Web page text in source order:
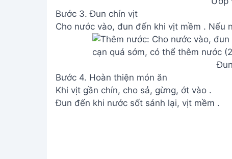
Đun đến khi nước sốt sánh lại, vịt mềm .
Hoàn
Cách làm Đậu Phộng Da Cá
Lưu ý
Để khử mùi hôi của vịt, nên dùng giấm
Thái sả ngang để thịt mềm .